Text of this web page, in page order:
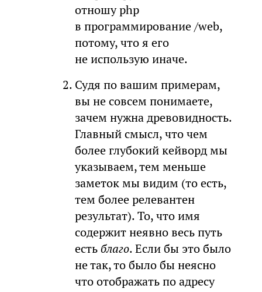
отношу php
в программирование /web,
потому, что я его
не использую иначе.
Судя по вашим примерам,
вы не совсем понимаете,
зачем нужна древовидность.
Главный смысл, что чем
более глубокий кейворд мы
указываем, тем меньше
заметок мы видим (то есть,
тем более релевантен
результат). То, что имя
содержит неявно весь путь
естьблаго. Если бы это было
не так, то было бы неясно
что отображать по адресу